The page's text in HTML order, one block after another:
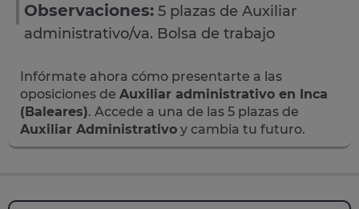
Observaciones: 5 plazas de Auxiliar
administrativo/va. Bolsa de trabajo
Infórmate ahora cómo presentarte a las
oposiciones de Auxiliar administrativo en Inca
(Baleares). Accede a una de las 5 plazas de
Auxiliar Administrativo y cambia tu futuro.